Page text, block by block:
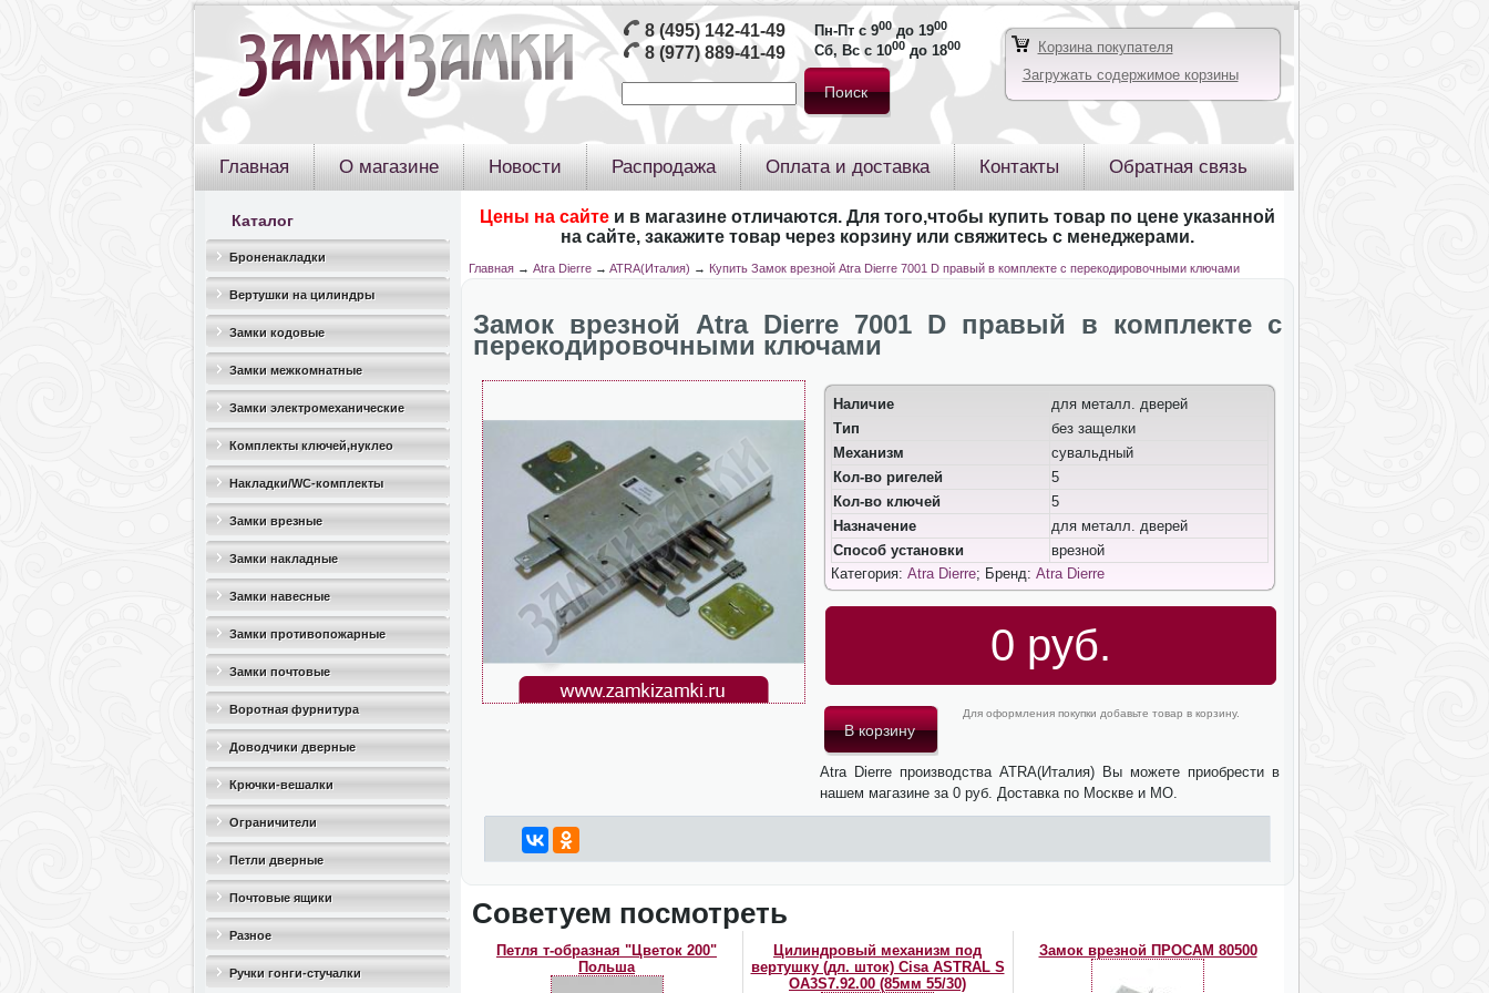
8 (495) 142-41-49
8 (977) 889-41-49
Пн-Пт с 900до 1900
Сб, Вс с 1000до 1800
Корзина покупателя
Загружать содержимое корзины
Главная О магазине Новости Распродажа Оплата и доставка Контакты Обратная связь
Каталог
Броненакладки
Вертушки на цилиндры
Замки кодовые
Замки межкомнатные
Замки электромеханические
Комплекты ключей,нуклео
Накладки/WC-комплекты
Замки врезные
Замки накладные
Замки навесные
Замки противопожарные
Замки почтовые
Воротная фурнитура
Доводчики дверные
Крючки-вешалки
Ограничители
дверные(стопоры)
Петли дверные
Почтовые ящики
Разное
Ручки гонги-стучалки
Цены на сайте и в магазине отличаются. Для того,чтобы купить товар по цене указанной
на сайте, закажите товар через корзину или свяжитесь с менеджерами.
Главная →Atra Dierre →ATRA(Италия) → Купить Замок врезной Atra Dierre 7001 D правый в комплекте с перекодировочными ключами
Замок врезной Atra Dierre 7001 D правый в комплекте с
перекодировочными ключами
Наличие
для металл. дверей
Тип
без защелки
Механизм
сувальдный
Кол-во ригелей
5
Кол-во ключей
5
Назначение
для металл. дверей
Способ установки
врезной
Категория: Atra Dierre; Бренд: Atra Dierre
0 руб.
Для оформления покупки добавьте товар в корзину.
Atra Dierre производства ATRA(Италия) Вы можете приобрести в
нашем магазине за 0 руб. Доставка по Москве и МО.
Советуем посмотреть
Петля т-образная "Цветок 200"
Польша
Цилиндровый механизм под
вертушку (дл. шток) Cisa ASTRAL S
ОА3S7.92.00 (85мм 55/30)
Замок врезной ПРОСАМ 80500